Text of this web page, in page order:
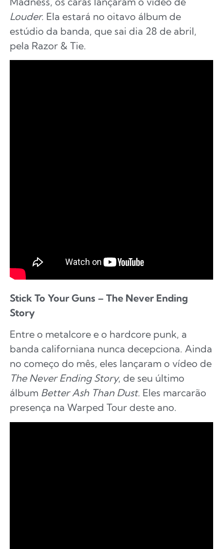
Louder. Ela estará no oitavo álbum de
estúdio da banda, que sai dia 28 de abril,
pela Razor & Tie.
Stick To Your Guns – The Never Ending
Story
Entre o metalcore e o hardcore punk, a
banda californiana nunca decepciona. Ainda
no começo do mês, eles lançaram o vídeo de
The Never Ending Story, de seu último
álbum Better Ash Than Dust. Eles marcarão
presença na Warped Tour deste ano.